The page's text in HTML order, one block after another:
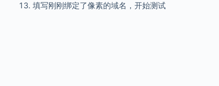
填写刚刚绑定了像素的域名，开始测试